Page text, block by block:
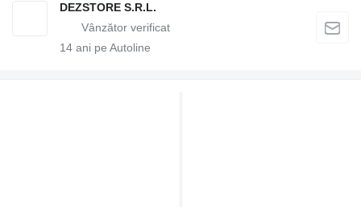
DEZSTORE S.R.L.
14 ani pe Autoline